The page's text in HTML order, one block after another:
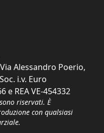
Alessandro Poerio,
i.v. Euro
e REA VE-454332
riservati. È
con qualsiasi